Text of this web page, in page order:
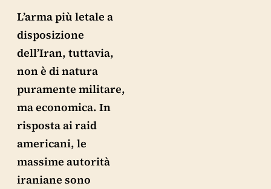
L’arma più letale a
disposizione
dell’Iran, tuttavia,
non è di natura
puramente militare,
ma economica. In
risposta ai raid
americani, le
massime autorità
iraniane sono